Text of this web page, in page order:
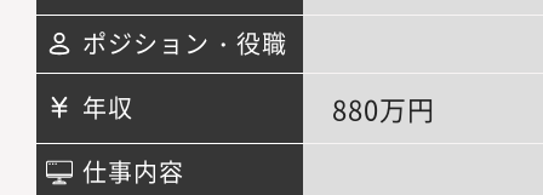
ポジション・役職
年収
880万円
仕事内容